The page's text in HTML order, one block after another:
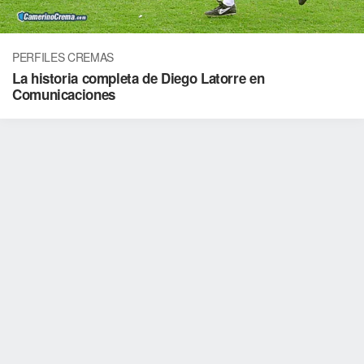
PERFILES CREMAS
La historia completa de Diego Latorre en
Comunicaciones